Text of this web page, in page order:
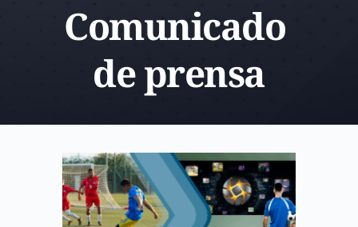
Comunicado
de prensa